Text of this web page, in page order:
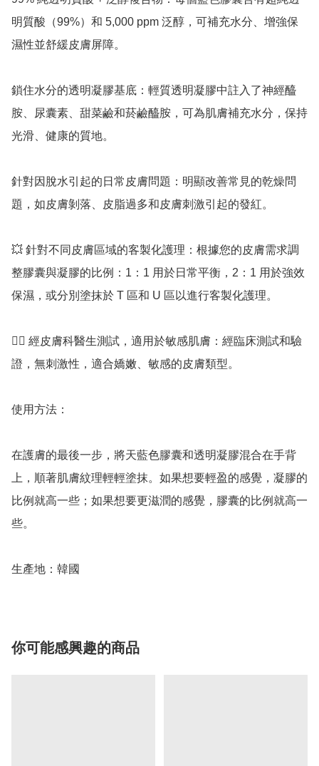
明質酸（99%）和 5,000 ppm 泛醇，可補充水分、增強保
濕性並舒緩皮膚屏障。
鎖住水分的透明凝膠基底：輕質透明凝膠中註入了神經醯
胺、尿囊素、甜菜鹼和菸鹼醯胺，可為肌膚補充水分，保持
光滑、健康的質地。
針對因脫水引起的日常皮膚問題：明顯改善常見的乾燥問
題，如皮膚剝落、皮脂過多和皮膚刺激引起的發紅。
💥 針對不同皮膚區域的客製化護理：根據您的皮膚需求調
整膠囊與凝膠的比例：1：1 用於日常平衡，2：1 用於強效
保濕，或分別塗抹於 T 區和 U 區以進行客製化護理。
👍🏻 經皮膚科醫生測試，適用於敏感肌膚：經臨床測試和驗
證，無刺激性，適合嬌嫩、敏感的皮膚類型。
使用方法：
在護膚的最後一步，將天藍色膠囊和透明凝膠混合在手背
上，順著肌膚紋理輕輕塗抹。如果想要輕盈的感覺，凝膠的
比例就高一些；如果想要更滋潤的感覺，膠囊的比例就高一
些。
生產地：韓國
你可能感興趣的商品